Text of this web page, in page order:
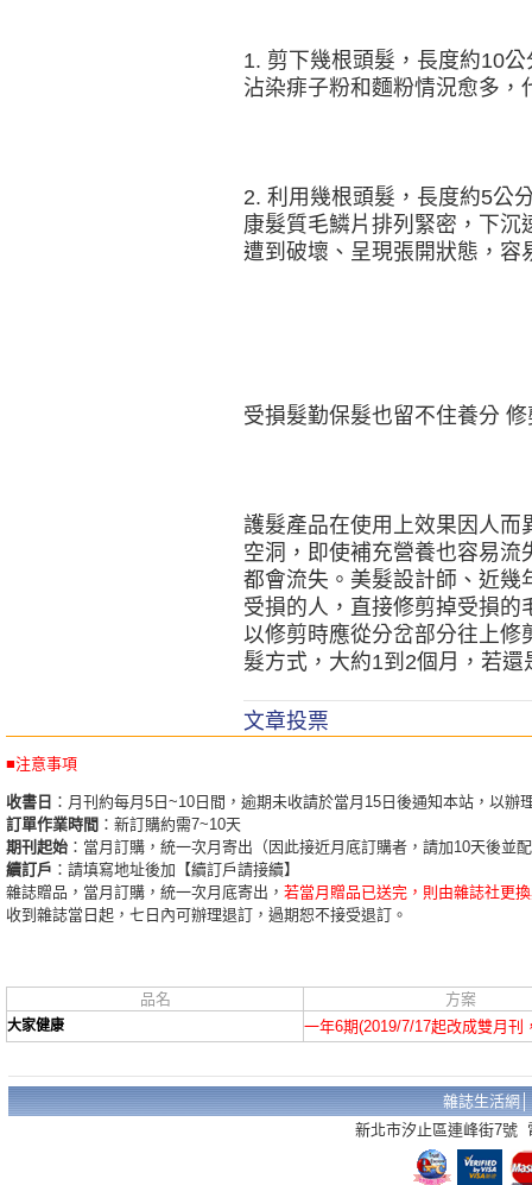
1. 剪下幾根頭髮，長度約10
沾染痱子粉和麵粉情況愈多，
2. 利用幾根頭髮，長度約5公
康髮質毛鱗片排列緊密，下
遭到破壞、呈現張開狀態，容
受損髮勤保髮也留不住養分
護髮產品在使用上效果因人而
空洞，即使補充營養也容易
都會流失。美髮設計師、近幾
受損的人，直接修剪掉受損
以修剪時應從分岔部分往上修
髮方式，大約1到2個月，若
文章投票
■注意事項
收書日 ：月刊約每月5日~10日間，逾期未收請於當月15日後通知本站，以辦
訂單作業時間 ：新訂購約需7~10天
期刊起始 ：當月訂購，統一次月寄出（因此接近月底訂購者，請加10天後並
續訂戶 ：請填寫地址後加【續訂戶請接續】
雜誌贈品，當月訂購，統一次月底寄出， 若當月贈品已送完，則由雜誌社更
收到雜誌當日起，七日內可辦理退訂，過期恕不接受退訂。
品名 方案
大家健康 一年6期(2019/7/17起改成雙月刊
雜誌生活網
新北市汐止區連峰街7號